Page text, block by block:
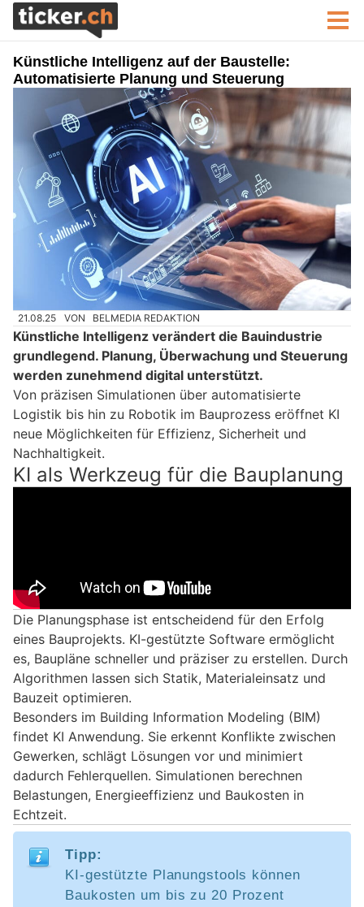
Künstliche Intelligenz auf der Baustelle:
Automatisierte Planung und Steuerung
21.08.25 VON BELMEDIA REDAKTION
Künstliche Intelligenz verändert die Bauindustrie
grundlegend. Planung, Überwachung und Steuerung
werden zunehmend digital unterstützt.
Von präzisen Simulationen über automatisierte
Logistik bis hin zu Robotik im Bauprozess eröffnet KI
neue Möglichkeiten für Effizienz, Sicherheit und
Nachhaltigkeit.
KI als Werkzeug für die Bauplanung
Die Planungsphase ist entscheidend für den Erfolg
eines Bauprojekts. KI-gestützte Software ermöglicht
es, Baupläne schneller und präziser zu erstellen. Durch
Algorithmen lassen sich Statik, Materialeinsatz und
Bauzeit optimieren.
Besonders im Building Information Modeling (BIM)
findet KI Anwendung. Sie erkennt Konflikte zwischen
Gewerken, schlägt Lösungen vor und minimiert
dadurch Fehlerquellen. Simulationen berechnen
Belastungen, Energieeffizienz und Baukosten in
Echtzeit.
Tipp:
KI-gestützte Planungstools können
Baukosten um bis zu 20 Prozent